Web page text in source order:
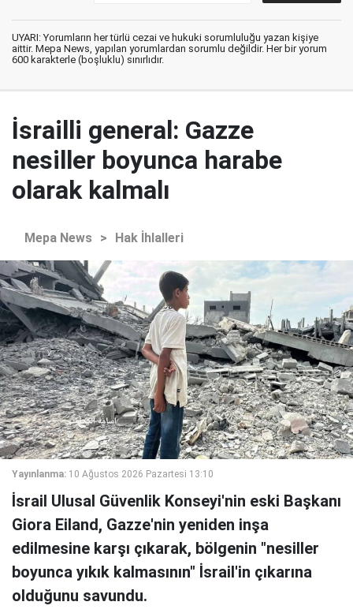
UYARI: Yorumların her türlü cezai ve hukuki sorumluluğu yazan kişiye
aittir. Mepa News, yapılan yorumlardan sorumlu değildir. Her bir yorum
600 karakterle (boşluklu) sınırlıdır.
İsrailli general: Gazze
nesiller boyunca harabe
olarak kalmalı
Mepa News > Hak İhlalleri
Yayınlanma: 10 Ağustos 2026 Pazartesi 13:10
İsrail Ulusal Güvenlik Konseyi'nin eski Başkanı
Giora Eiland, Gazze'nin yeniden inşa
edilmesine karşı çıkarak, bölgenin "nesiller
boyunca yıkık kalmasının" İsrail'in çıkarına
olduğunu savundu.